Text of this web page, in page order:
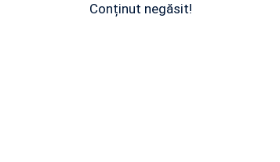
Conținut negăsit!